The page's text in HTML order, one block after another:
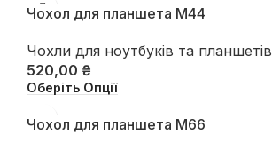
Чохол для планшета М44
Чохли для ноутбуків та планшетів
520,00 ₴
Оберіть Опції
Чохол для планшета М66